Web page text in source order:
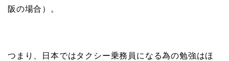
阪の場合）。
つまり、日本ではタクシー乗務員になる為の勉強はほ